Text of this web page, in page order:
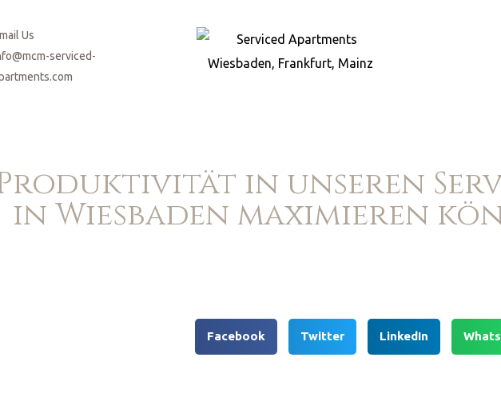
Us
serviced-
Produktivität in unseren
in Wiesbaden maximieren
Facebook Twitter LinkedIn